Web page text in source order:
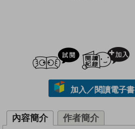
試閲
加入／閱讀電子書
內容簡介 作者簡介